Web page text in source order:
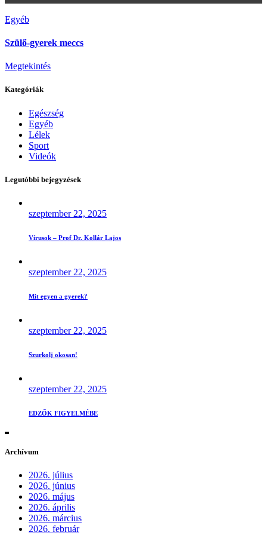
Egyéb
Szülő-gyerek meccs
Megtekintés
Kategóriák
Egészség
Egyéb
Lélek
Sport
Videók
Legutóbbi bejegyzések
szeptember 22, 2025
Vírusok – Prof Dr. Kollár Lajos
szeptember 22, 2025
Mit egyen a gyerek?
szeptember 22, 2025
Szurkolj okosan!
szeptember 22, 2025
EDZŐK FIGYELMÉBE
Archívum
2026. július
2026. június
2026. május
2026. április
2026. március
2026. február